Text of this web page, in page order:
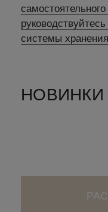
системы
НОВИНКИ